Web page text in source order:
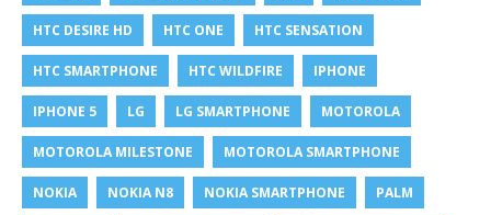
HTC DESIRE HD HTC ONE HTC SENSATION
HTC SMARTPHONE HTC WILDFIRE IPHONE
IPHONE 5 LG LG SMARTPHONE MOTOROLA
MOTOROLA MILESTONE MOTOROLA SMARTPHONE
NOKIA NOKIA N8 NOKIA SMARTPHONE PALM